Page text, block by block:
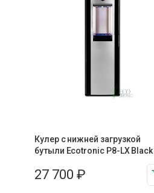
Кулер с нижней загрузкой
бутыли Ecotronic P8-LX Black
27 700 ₽